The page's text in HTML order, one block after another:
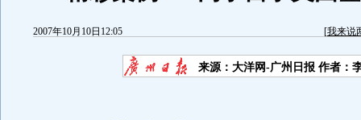
2007年10月10日12:05 [我来说
来源：大洋网-广州日报 作者：